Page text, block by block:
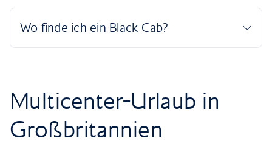
Multicenter-Urlaub in
Großbritannien